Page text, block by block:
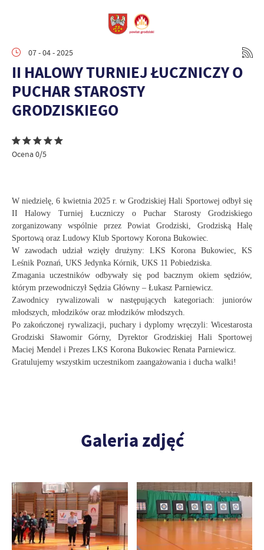
07 - 04 - 2025
II HALOWY TURNIEJ ŁUCZNICZY O
PUCHAR STAROSTY
GRODZISKIEGO
Ocena 0/5
W niedzielę, 6 kwietnia 2025 r. w Grodziskiej Hali Sportowej odbył się
II Halowy Turniej Łuczniczy o Puchar Starosty Grodziskiego
zorganizowany wspólnie przez Powiat Grodziski, Grodziską Halę
Sportową oraz Ludowy Klub Sportowy Korona Bukowiec.
W zawodach udział wzięły drużyny: LKS Korona Bukowiec, KS
Leśnik Poznań, UKS Jedynka Kórnik, UKS 11 Pobiedziska.
Zmagania uczestników odbywały się pod bacznym okiem sędziów,
którym przewodniczył Sędzia Główny – Łukasz Parniewicz.
Zawodnicy rywalizowali w następujących kategoriach: juniorów
młodszych, młodzików oraz młodzików młodszych.
Po zakończonej rywalizacji, puchary i dyplomy wręczyli: Wicestarosta
Grodziski Sławomir Górny, Dyrektor Grodziskiej Hali Sportowej
Maciej Mendel i Prezes LKS Korona Bukowiec Renata Parniewicz.
Gratulujemy wszystkim uczestnikom zaangażowania i ducha walki!
Galeria zdjęć